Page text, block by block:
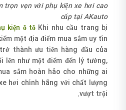
trọn vẹn với phụ kiện xe hơi cao
cấp tại AKauto
Khi nhu cầu trang bị
kiện ô tô
một địa điểm mua sắm uy tín
thành ưu tiên hàng đầu của
lên như một điểm đến lý tưởng,
sắm hoàn hảo cho những ai
hơi chính hãng với chất lượng
vượt trội.